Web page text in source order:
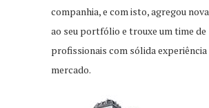
companhia, e com isto, agregou
ao seu portfólio e trouxe um time de
profissionais com sólida experiência
mercado.